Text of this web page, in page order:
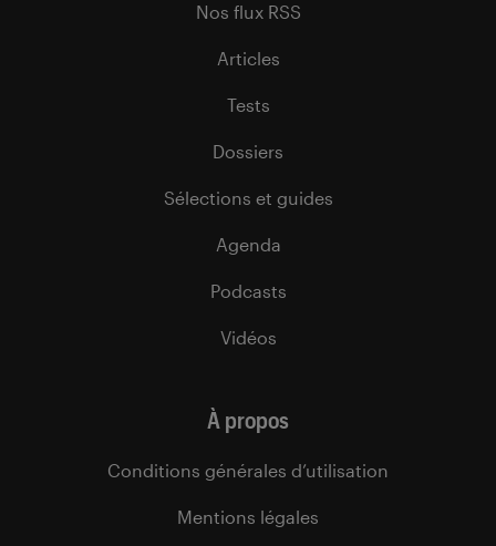
Nos flux RSS
Articles
Tests
Dossiers
Sélections et guides
Agenda
Podcasts
Vidéos
À propos
Conditions générales d’utilisation
Mentions légales